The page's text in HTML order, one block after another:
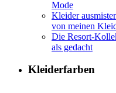
Mode
Kleider
von meinen
Die Resort-
als gedacht
Kleiderfarben